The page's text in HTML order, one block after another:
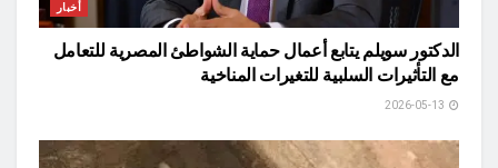
أخبار
الدكتور سويلم يتابع أعمال حماية الشواطئ المصرية للتعامل
مع التأثيرات السلبية للتغيرات المناخية